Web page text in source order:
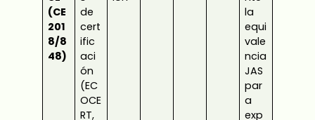
(CE
201
8/8
48)
de
cert
ific
aci
ón
(EC
OCE
RT,
la
equi
vale
ncia
JAS
par
a
exp